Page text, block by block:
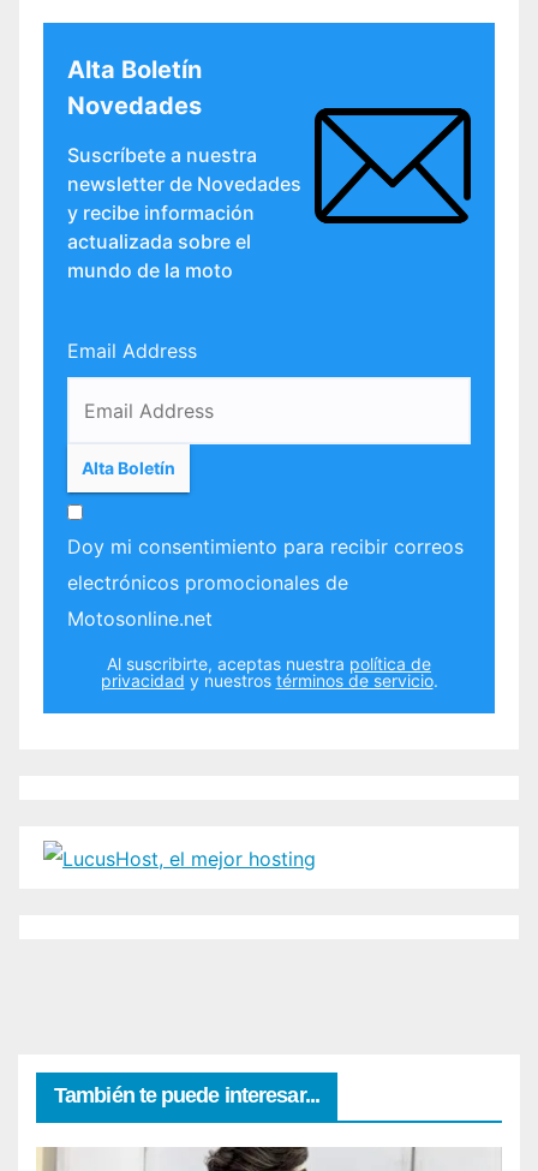
Alta Boletín
Novedades
Suscríbete a nuestra
newsletter de Novedades
y recibe información
actualizada sobre el
mundo de la moto
Email Address
Doy mi consentimiento para recibir correos
electrónicos promocionales de
Motosonline.net
Al suscribirte, aceptas nuestra política de
privacidad y nuestros términos de servicio.
También te puede interesar...